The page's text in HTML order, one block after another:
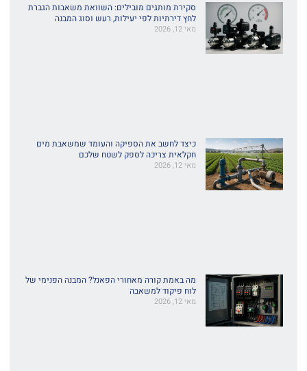
סקירת מותגים מובילים: השוואת משאבות הגברת
לחץ דירתיות לפי יעילות, רעש וסוג המבנה
מאי 12, 2026
כיצד לחשב את הספיקה והעומד שמשאבת מים
חקלאית צריכה לספק לשטח שלכם
מאי 12, 2026
מה באמת קורה מאחורי הפאנל? המבנה הפנימי של
לוח פיקוד למשאבה
מאי 12, 2026